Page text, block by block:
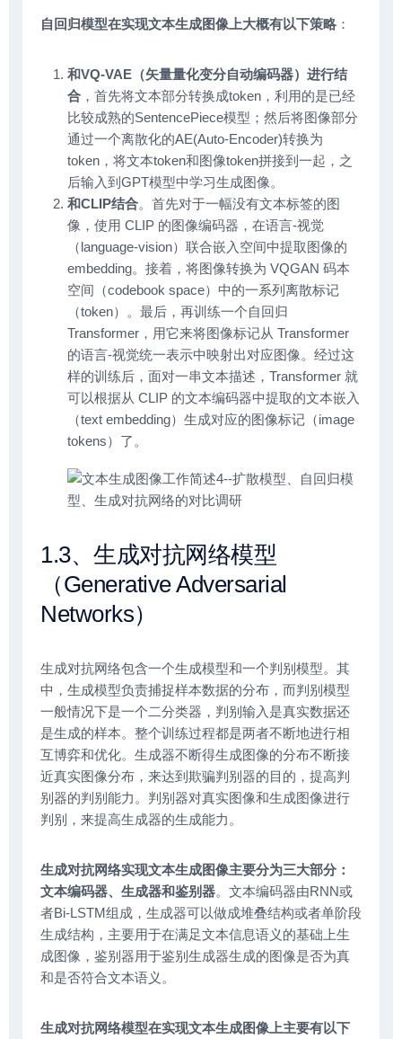
自回归模型在实现文本生成图像上大概有以下策略 ：
和VQ-VAE（矢量量化变分自动编码器）进行结
合 ，首先将文本部分转换成token，利用的是已经
比较成熟的SentencePiece模型；然后将图像部分
通过一个离散化的AE(Auto-Encoder)转换为
token，将文本token和图像token拼接到一起，之
后输入到GPT模型中学习生成图像。
和CLIP结合。首先对于一幅没有文本标签的图
像，使用 CLIP 的图像编码器，在语言-视觉
（language-vision）联合嵌入空间中提取图像的
embedding。接着，将图像转换为 VQGAN 码本
空间（codebook space）中的一系列离散标记
（token）。最后，再训练一个自回归
Transformer，用它来将图像标记从 Transformer
的语言-视觉统一表示中映射出对应图像。经过这
样的训练后，面对一串文本描述，Transformer 就
可以根据从 CLIP 的文本编码器中提取的文本嵌入
（text embedding）生成对应的图像标记（image
tokens）了。
1.3、生成对抗网络模型
（Generative Adversarial
Networks）
生成对抗网络包含一个生成模型和一个判别模型。其
中，生成模型负责捕捉样本数据的分布，而判别模型
一般情况下是一个二分类器，判别输入是真实数据还
是生成的样本。整个训练过程都是两者不断地进行相
互博弈和优化。生成器不断得生成图像的分布不断接
近真实图像分布，来达到欺骗判别器的目的，提高判
别器的判别能力。判别器对真实图像和生成图像进行
判别，来提高生成器的生成能力。
生成对抗网络实现文本生成图像主要分为三大部分：
文本编码器、生成器和鉴别器。文本编码器由RNN或
者Bi-LSTM组成，生成器可以做成堆叠结构或者单阶段
生成结构，主要用于在满足文本信息语义的基础上生
成图像，鉴别器用于鉴别生成器生成的图像是否为真
和是否符合文本语义。
生成对抗网络模型在实现文本生成图像上主要有以下